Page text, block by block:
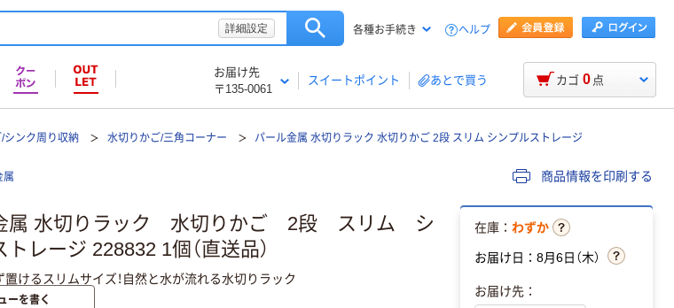
詳細設定 各種お手続き ヘルプ
お届け先
〒135-0061
スイートポイント あとで買う カゴ 0 点
シンク周り収納 水切りかご/三角コーナー パール金属 水切りラック 水切りかご 2段 スリム シンプルストレージ
属 商品情報を印刷する
属 水切りラック 水切りかご 2段 スリム シ
トレージ 228832 1個（直送品）
けるスリムサイズ！自然と水が流れる水切りラック
ーを書く
在庫： わずか
お届け日：8月6日（木）
お届け先：